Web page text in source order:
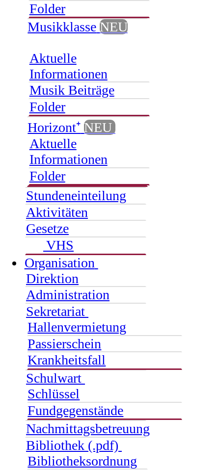
Folder
Musikklasse NEU
Aktuelle
Informationen
Musik Beiträge
Folder
Horizont⁺ NEU
Aktuelle
Informationen
Folder
Stundeneinteilung
Aktivitäten
Gesetze
VHS
Organisation
Direktion
Administration
Sekretariat
Hallenvermietung
Passierschein
Krankheitsfall
Schulwart
Schlüssel
Fundgegenstände
Nachmittagsbetreuung
Bibliothek (.pdf)
Bibliotheksordnung